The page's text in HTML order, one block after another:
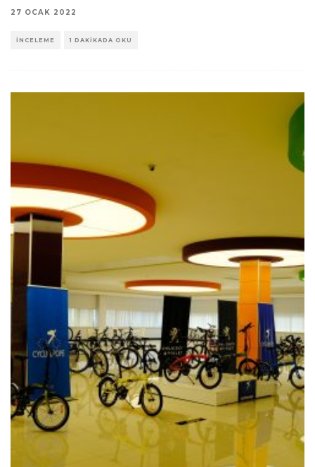
27 OCAK 2022
İNCELEME 1 DAKIKADA OKU